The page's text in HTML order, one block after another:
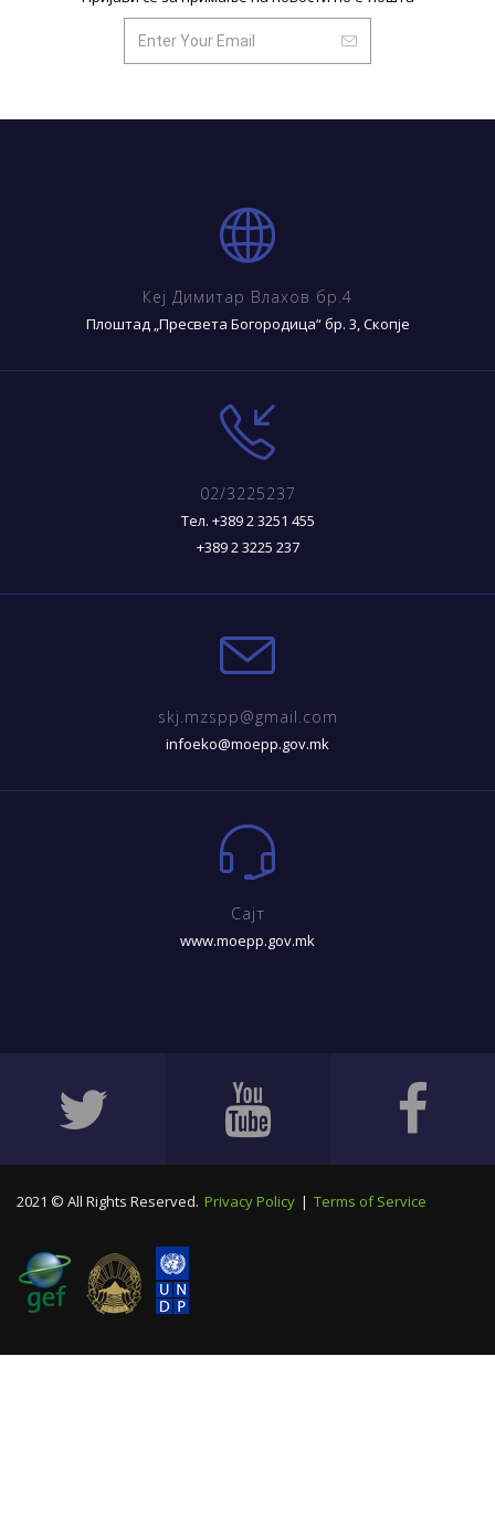
Кеј Димитар Влахов бр.4
Плоштад „Пресвета Богородица“ бр. 3, Скопје
02/3225237
Тел. +389 2 3251 455
+389 2 3225 237
skj.mzspp@gmail.com
infoeko@moepp.gov.mk
Сајт
www.moepp.gov.mk
2021 © All Rights Reserved. Privacy Policy | Terms of Service